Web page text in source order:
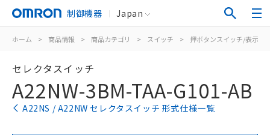
制御機器 Japan
ホーム > 商品情報 > 商品カテゴリ > スイッチ > 押ボタンスイッチ/表示灯
セレクタスイッチ
A22NW-3BM-TAA-G101-AB
A22NS / A22NW セレクタスイッチ 形式仕様一覧